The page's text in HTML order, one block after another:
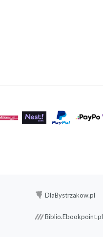
DlaBystrzakow.pl
Biblio.Ebookpoint.pl